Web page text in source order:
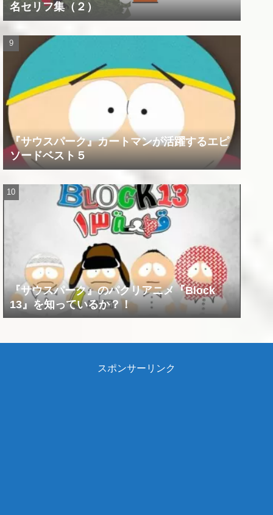
名セリフ集（２）
『サウスパーク』カートマンが活躍するエピ
ソードベスト５
『サウスパーク』のパクリアニメ『Block
13』を知っているか？！
スポンサーリンク